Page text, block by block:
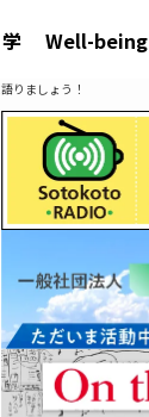
学 Well-being
りましょう！